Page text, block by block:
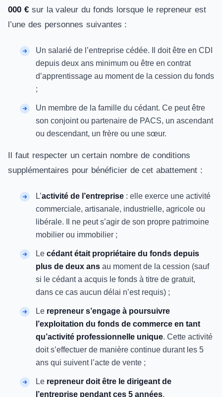
000 € sur la valeur du fonds lorsque le repreneur est
l’une des personnes suivantes :
Un salarié de l’entreprise cédée. Il doit être en CDI
depuis deux ans minimum ou être en contrat
d’apprentissage au moment de la cession du fonds
;
Un membre de la famille du cédant. Ce peut être
son conjoint ou partenaire de PACS, un ascendant
ou descendant, un frère ou une sœur.
Il faut respecter un certain nombre de conditions
supplémentaires pour bénéficier de cet abattement :
L’activité de l’entreprise : elle exerce une activité
commerciale, artisanale, industrielle, agricole ou
libérale. Il ne peut s’agir de son propre patrimoine
mobilier ou immobilier ;
Le cédant était propriétaire du fonds depuis
plus de deux ans au moment de la cession (sauf
si le cédant a acquis le fonds à titre de gratuit,
dans ce cas aucun délai n’est requis) ;
Le repreneur s’engage à poursuivre
l’exploitation du fonds de commerce en tant
qu’activité professionnelle unique. Cette activité
doit s’effectuer de manière continue durant les 5
ans qui suivent l’acte de vente ;
Le repreneur doit être le dirigeant de
l’entreprise pendant ces 5 années.